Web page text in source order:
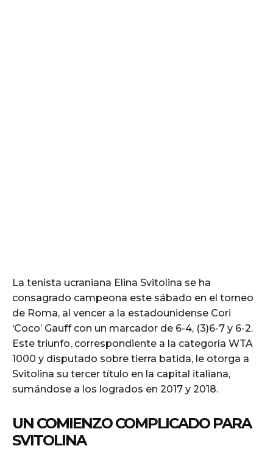
La tenista ucraniana Elina Svitolina se ha
consagrado campeona este sábado en el torneo
de Roma, al vencer a la estadounidense Cori
‘Coco’ Gauff con un marcador de 6-4, (3)6-7 y 6-2.
Este triunfo, correspondiente a la categoría WTA
1000 y disputado sobre tierra batida, le otorga a
Svitolina su tercer título en la capital italiana,
sumándose a los logrados en 2017 y 2018.
UN COMIENZO COMPLICADO PARA
SVITOLINA